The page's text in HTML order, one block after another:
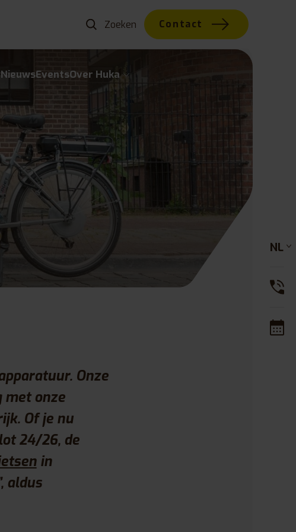
Contact
NieuwsEventsOver Huka
Onze
met onze
Of je nu
24/26, de
in
aldus
NL